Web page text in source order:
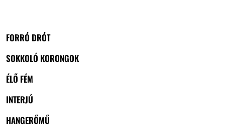
FORRÓ DRÓT
SOKKOLÓ KORONGOK
ÉLŐ FÉM
INTERJÚ
HANGERŐMŰ